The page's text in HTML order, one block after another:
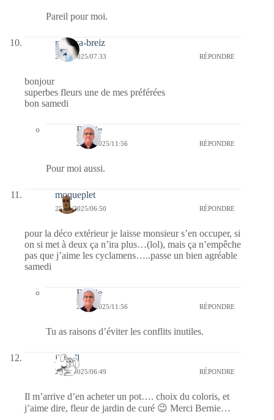
Pareil pour moi.
monica-breiz
25/01/2025/07:33 RÉPONDRE
bonjour
superbes fleurs une de mes préférées
bon samedi
Bernie
25/01/2025/11:56 RÉPONDRE
Pour moi aussi.
moqueplet
25/01/2025/06:50 RÉPONDRE
pour la déco extérieur je laisse monsieur s’en occuper, si
on si met à deux ça n’ira plus…(lol), mais ça n’empêche
pas que j’aime les cyclamens…..passe un bien agréable
samedi
Bernie
25/01/2025/11:56 RÉPONDRE
Tu as raisons d’éviter les conflits inutiles.
jill bill
25/01/2025/06:49 RÉPONDRE
Il m’arrive d’en acheter un pot…. choix du coloris, et
j’aime dire, fleur de jardin de curé 😉 Merci Bernie…